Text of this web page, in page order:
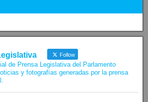
Follow
de Prensa Legislativa del Parlamento
y fotografías generadas por la prensa